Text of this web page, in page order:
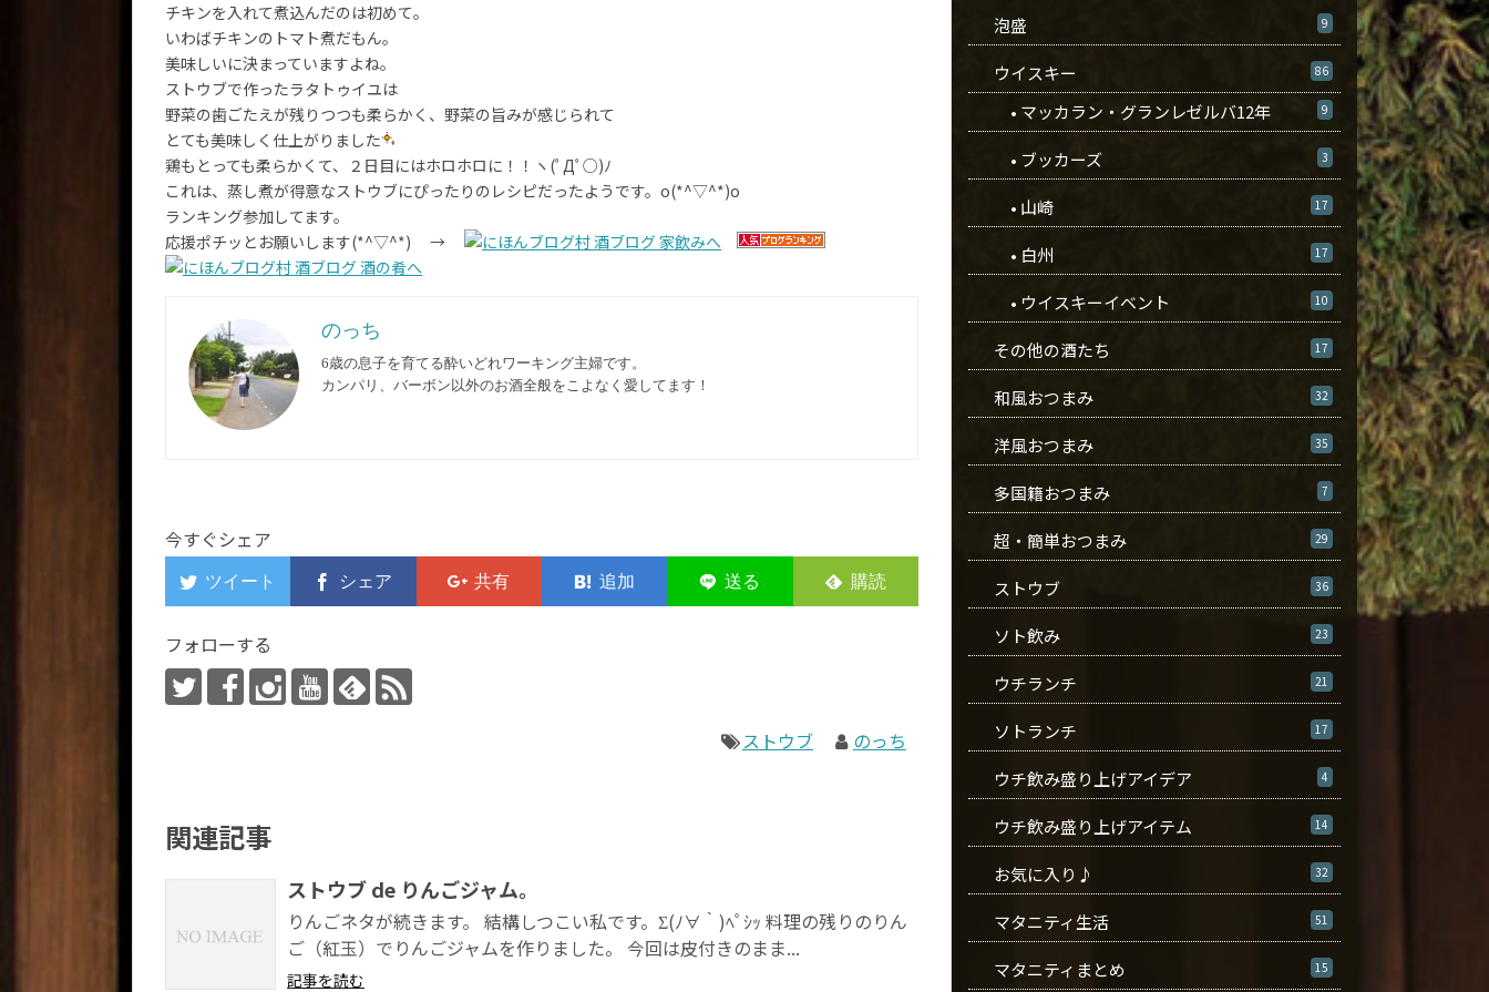
チキンを入れて煮込んだのは初めて。
いわばチキンのトマト煮だもん。
美味しいに決まっていますよね。
ストウブで作ったラタトゥイユは
野菜の歯ごたえが残りつつも柔らかく、野菜の旨みが感じられて
とても美味しく仕上がりました
鶏もとっても柔らかくて、２日目にはホロホロに！！ヽ(ﾟДﾟ○)ﾉ
これは、蒸し煮が得意なストウブにぴったりのレシピだったようです。o(*^▽^*)o
ランキング参加してます。
応援ポチッとお願いします(*^▽^*) →
のっち
6歳の息子を育てる酔いどれワーキング主婦です。
カンパリ、バーボン以外のお酒全般をこよなく愛してます︎！
今すぐシェア
フォローする
ストウブ のっち
関連記事
ストウブ de りんごジャム。
りんごネタが続きます。 結構しつこい私です。Σ(ﾉ∀｀)ﾍﾟｼｯ 料理の残りのりん
ご（紅玉）でりんごジャムを作りました。 今回は皮付きのまま...
記事を読む
泡盛 9
ウイスキー 86
• マッカラン・グランレゼルバ12年 9
• ブッカーズ 3
• 山崎 17
• 白州 17
• ウイスキーイベント 10
その他の酒たち 17
和風おつまみ 32
洋風おつまみ 35
多国籍おつまみ 7
超・簡単おつまみ 29
ストウブ 36
ソト飲み 23
ウチランチ 21
ソトランチ 17
ウチ飲み盛り上げアイデア 4
ウチ飲み盛り上げアイテム 14
お気に入り♪ 32
マタニティ生活 51
マタニティまとめ 15